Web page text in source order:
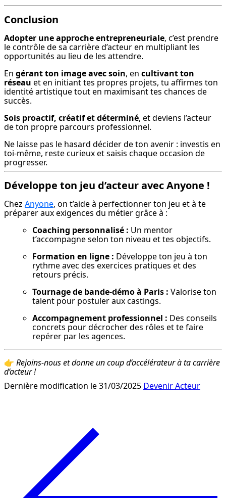
Conclusion
Adopter une approche entrepreneuriale, c’est prendre
le contrôle de sa carrière d’acteur en multipliant les
opportunités au lieu de les attendre.
En gérant ton image avec soin, en cultivant ton
réseau et en initiant tes propres projets, tu affirmes ton
identité artistique tout en maximisant tes chances de
succès.
Sois proactif, créatif et déterminé, et deviens l’acteur
de ton propre parcours professionnel.
Ne laisse pas le hasard décider de ton avenir : investis en
toi-même, reste curieux et saisis chaque occasion de
progresser.
Développe ton jeu d’acteur avec Anyone !
Chez Anyone, on t’aide à perfectionner ton jeu et à te
préparer aux exigences du métier grâce à :
Coaching personnalisé : Un mentor
t’accompagne selon ton niveau et tes objectifs.
Formation en ligne : Développe ton jeu à ton
rythme avec des exercices pratiques et des
retours précis.
Tournage de bande-démo à Paris : Valorise ton
talent pour postuler aux castings.
Accompagnement professionnel : Des conseils
concrets pour décrocher des rôles et te faire
repérer par les agences.
👉 Rejoins-nous et donne un coup d’accélérateur à ta carrière
d’acteur !
Dernière modification le 31/03/2025 Devenir Acteur